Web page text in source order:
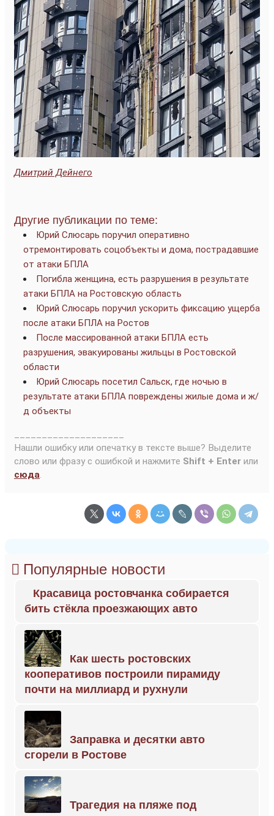
Дмитрий Дейнего
Другие публикации по теме:
Юрий Слюсарь поручил оперативно
отремонтировать соцобъекты и дома, пострадавшие
от атаки БПЛА
Погибла женщина, есть разрушения в результате
атаки БПЛА на Ростовскую область
Юрий Слюсарь поручил ускорить фиксацию ущерба
после атаки БПЛА на Ростов
После массированной атаки БПЛА есть
разрушения, эвакуированы жильцы в Ростовской
области
Юрий Слюсарь посетил Сальск, где ночью в
результате атаки БПЛА повреждены жилые дома и ж/
д объекты
Нашли ошибку или опечатку в тексте выше? Выделите
слово или фразу с ошибкой и нажмите Shift + Enter или
сюда.
Популярные новости
Красавица ростовчанка собирается
бить стёкла проезжающих авто
Как шесть ростовских
кооперативов построили пирамиду
почти на миллиард и рухнули
Заправка и десятки авто
сгорели в Ростове
Трагедия на пляже под